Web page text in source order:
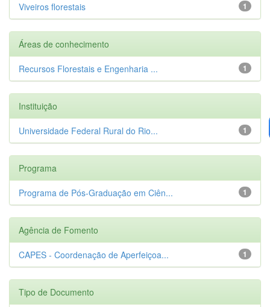
1
Viveiros florestais
Áreas de conhecimento
1
Recursos Florestais e Engenharia ...
Instituição
1
Universidade Federal Rural do Rio...
Programa
1
Programa de Pós-Graduação em Ciên...
Agência de Fomento
1
CAPES - Coordenação de Aperfeiçoa...
Tipo de Documento